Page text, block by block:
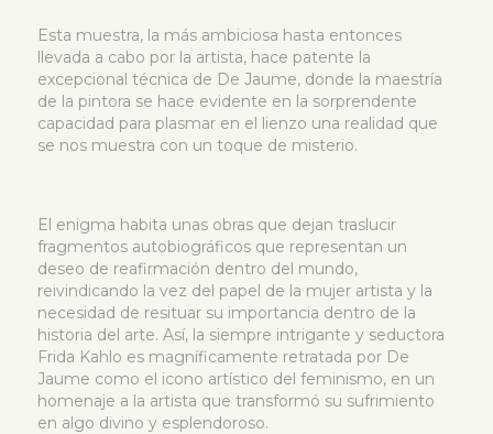
Esta muestra, la más ambiciosa hasta entonces
llevada a cabo por la artista, hace patente la
excepcional técnica de De Jaume, donde la maestría
de la pintora se hace evidente en la sorprendente
capacidad para plasmar en el lienzo una realidad que
se nos muestra con un toque de misterio.
El enigma habita unas obras que dejan traslucir
fragmentos autobiográficos que representan un
deseo de reafirmación dentro del mundo,
reivindicando la vez del papel de la mujer artista y la
necesidad de resituar su importancia dentro de la
historia del arte. Así, la siempre intrigante y seductora
Frida Kahlo es magníficamente retratada por De
Jaume como el icono artístico del feminismo, en un
homenaje a la artista que transformó su sufrimiento
en algo divino y esplendoroso.